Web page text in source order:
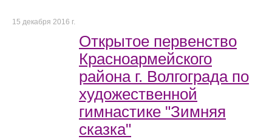
15 декабря 2016 г.
Открытое первенство
Красноармейского
района г. Волгограда по
художественной
гимнастике "Зимняя
сказка"